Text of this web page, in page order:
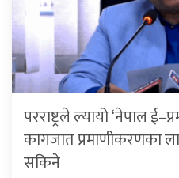
परराष्ट्रले ल्यायो ‘नेपाल
कागजात प्रमाणीकरणका
सकिने